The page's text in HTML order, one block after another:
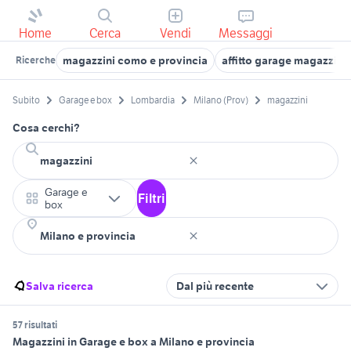
Home Cerca Vendi Messaggi
Ricerche magazzini como e provincia affitto garage magazzini
Subito Garage e box Lombardia Milano (Prov) magazzini
Cosa cerchi?
Garage e
box
Filtri
Salva ricerca Dal più recente
57 risultati
Magazzini in Garage e box a Milano e provincia